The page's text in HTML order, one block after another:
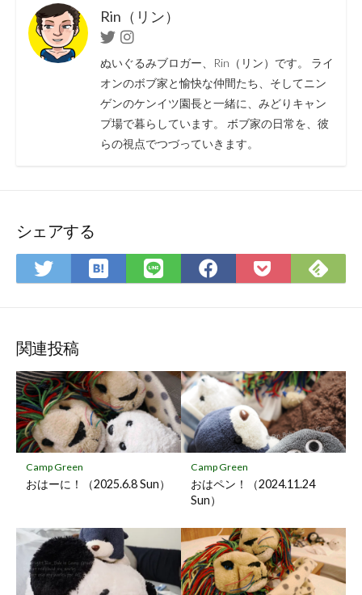
Rin（リン）
TwitterInstagram
ぬいぐるみブロガー、Rin（リン）です。 ライ
オンのボブ家と愉快な仲間たち、そしてニン
ゲンのケンイツ園長と一緒に、みどりキャン
プ場で暮らしています。 ボブ家の日常を、彼
らの視点でつづっていきます。
シェアする
Twitter
で
ア
は
て
マ
ー
ク
に
存
LINE
で
Facebook
で
Pocket
に
で
関連投稿
Camp Green
おはーに！（2025.6.8 Sun）
Camp Green
おはペン！（2024.11.24
Sun）